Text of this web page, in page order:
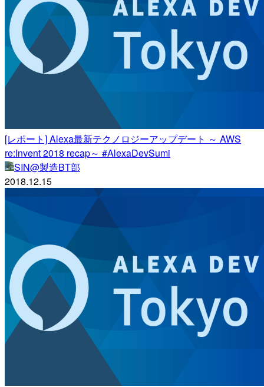
[レポート] Alexa最新テクノロジーアップデート ～ AWS
re:Invent 2018 recap～ #AlexaDevSumi
SIN@製造BT部
2018.12.15